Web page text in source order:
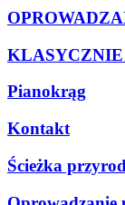
KLASYCZNIE
Pianokrąg
Kontakt
Ścieżka